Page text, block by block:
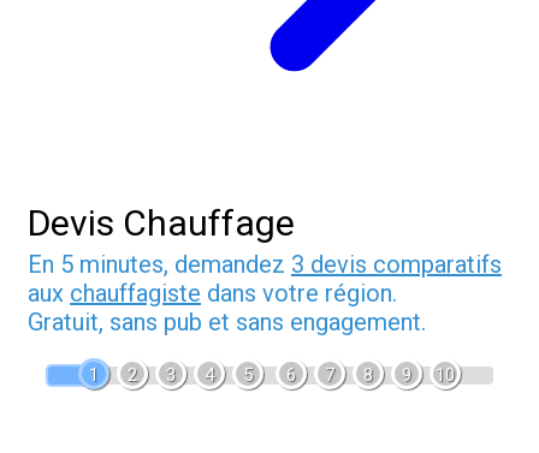
Devis Chauffage
En 5 minutes, demandez 3 devis comparatifs
aux chauffagiste dans votre région.
Gratuit, sans pub et sans engagement.
1 2 3 4 5 6 7 8 9 10